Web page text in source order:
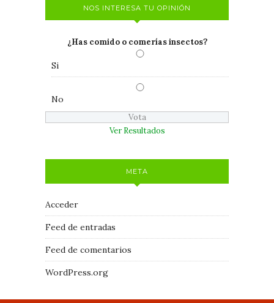
NOS INTERESA TU OPINIÓN
¿Has comido o comerías insectos?
Si
No
Ver Resultados
META
Acceder
Feed de entradas
Feed de comentarios
WordPress.org